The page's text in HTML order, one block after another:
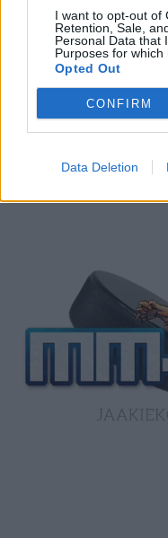
I want to opt-out of
Retention, Sale,
Personal Data that
Purposes for which
Opted Out
CONFIRM
Data Deletion
Ketjut
ja
Suomi –
ottelun